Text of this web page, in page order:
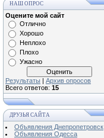
НАШ ОПРОС
Оцените мой сайт
Отлично
Хорошо
Неплохо
Плохо
Ужасно
Результаты | Архив опросов
Всего ответов: 15
ДРУЗЬЯ САЙТА
Объявления Днепропетровск
Объявления Одесса